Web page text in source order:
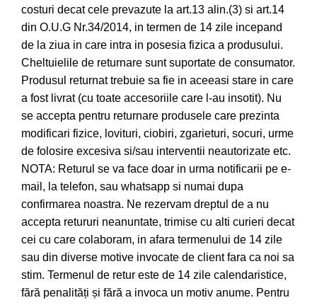
costuri decat cele prevazute la art.13 alin.(3) si art.14
din O.U.G Nr.34/2014, in termen de 14 zile incepand
de la ziua in care intra in posesia fizica a produsului.
Cheltuielile de returnare sunt suportate de consumator.
Produsul returnat trebuie sa fie in aceeasi stare in care
a fost livrat (cu toate accesoriile care l-au insotit). Nu
se accepta pentru returnare produsele care prezinta
modificari fizice, lovituri, ciobiri, zgarieturi, socuri, urme
de folosire excesiva si/sau interventii neautorizate etc.
NOTA: Returul se va face doar in urma notificarii pe e-
mail, la telefon, sau whatsapp si numai dupa
confirmarea noastra. Ne rezervam dreptul de a nu
accepta retururi neanuntate, trimise cu alti curieri decat
cei cu care colaboram, in afara termenului de 14 zile
sau din diverse motive invocate de client fara ca noi sa
stim. Termenul de retur este de 14 zile calendaristice,
fără penalități și fără a invoca un motiv anume. Pentru